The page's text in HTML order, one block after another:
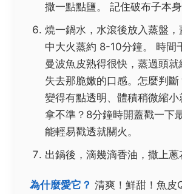
撒一點點鹽。 記住破布子本
燒一鍋水，水滾後放入蒸盤，
中大火蒸約 8-10分鐘。 時間
曼波魚皮熟得很快，蒸過頭就
失去那脆嫩的口感。怎麼判
變得有點透明、體積稍微縮小
拿不準？8分鐘時開蓋戳一下
能輕易戳透就關火。
出鍋後，滴幾滴香油，撒上蔥
為什麼愛它？ 清爽！鮮甜！魚皮